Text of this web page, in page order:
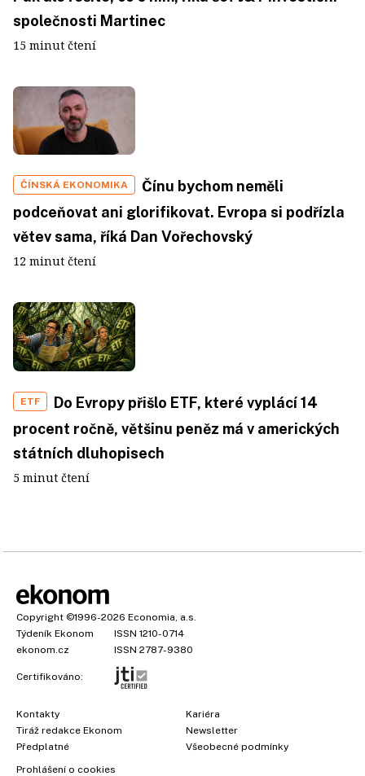
společnosti Martinec
15 minut čtení
ČÍNSKÁ EKONOMIKA
Čínu bychom neměli
podceňovat ani glorifikovat. Evropa si podřízla
větev sama, říká Dan Vořechovský
12 minut čtení
ETF
Do Evropy přišlo ETF, které vyplácí 14
procent ročně, většinu peněz má v amerických
státních dluhopisech
5 minut čtení
Copyright ©1996-2026 Economia, a.s.
Týdeník Ekonom
ISSN 1210-0714
ekonom.cz
ISSN 2787-9380
Certifikováno:
Kontakty
Tiráž redakce Ekonom
Předplatné
Kariéra
Newsletter
Všeobecné podmínky
Prohlášení o cookies